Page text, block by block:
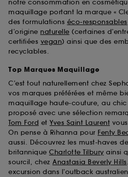
notre consommation en
maquillage portant la marque «
des formulations éco-responsables
d’origine naturelle (certaines
certifiées vegan) ainsi que des
recyclables.
Top Marques Maquillage
C’est tout naturellement chez
vos marques préférées et même
maquillage haute-couture, au
proposé avec une sélection
Tom Ford et Yves Saint Laurent
On pense à Rihanna pour Fenty
aussi. Découvrez les must-haves
britannique Charlotte Tilbury ainsi
sourcil, chez Anastasia Beverly Hills
excursion dans l’outback